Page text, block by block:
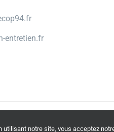
entretien.fr
réservés | Propulsé by
notre site, vous acceptez